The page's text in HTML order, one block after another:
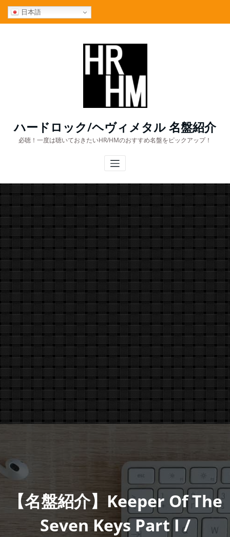
日本語
ハードロック/ヘヴィメタル 名盤紹介
必聴！一度は聴いておきたいHR/HMのおすすめ名盤をピックアップ！
【名盤紹介】Keeper Of The
Seven Keys Part I /